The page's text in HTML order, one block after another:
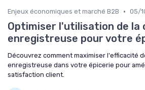
Enjeux économiques et marché B2B • 05/
Optimiser l'utilisation de la
enregistreuse pour votre
Découvrez comment maximiser l'efficacité
enregistreuse dans votre épicerie pour
satisfaction client.